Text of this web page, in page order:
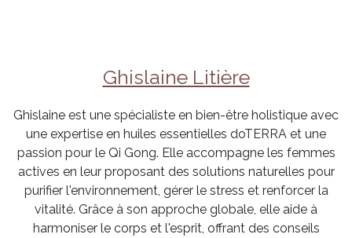
Ghislaine Litière
Ghislaine est une spécialiste en bien-être holistique avec
une expertise en huiles essentielles doTERRA et une
passion pour le Qi Gong. Elle accompagne les femmes
actives en leur proposant des solutions naturelles pour
purifier l'environnement, gérer le stress et renforcer la
vitalité. Grâce à son approche globale, elle aide à
harmoniser le corps et l'esprit, offrant des conseils